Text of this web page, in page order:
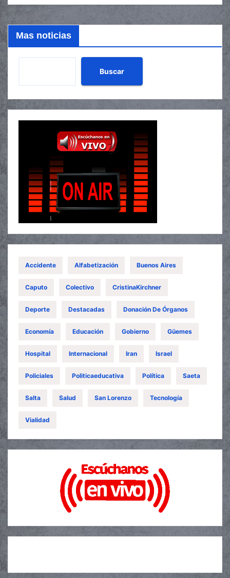
Mas noticias
Buscar
Accidente Alfabetización Buenos Aires
Caputo Colectivo CristinaKirchner
Deporte Destacadas Donación De Órganos
Economía Educación Gobierno Güemes
Hospital Internacional Iran Israel
Policiales Politicaeducativa Política Saeta
Salta Salud San Lorenzo Tecnología
Vialidad